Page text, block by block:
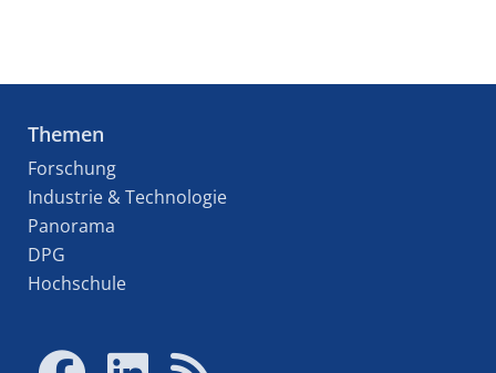
Themen
Forschung
Industrie & Technologie
Panorama
DPG
Hochschule